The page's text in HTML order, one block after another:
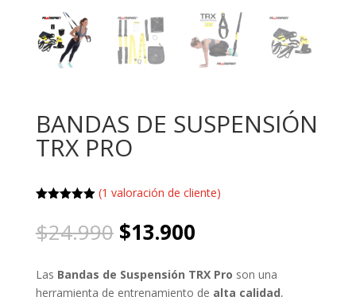
BANDAS DE SUSPENSIÓN
TRX PRO
5 en base
a valoración
(1 valoración de cliente)
$24.990 El
precio
original
era:
$13.900El
actual
es:
Las Bandas de Suspensión TRX Pro son una
herramienta de entrenamiento de alta calidad,